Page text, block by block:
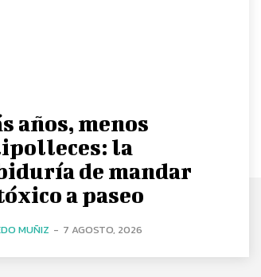
años, menos
la
de mandar
a paseo
MUÑIZ - 7 AGOSTO, 2026